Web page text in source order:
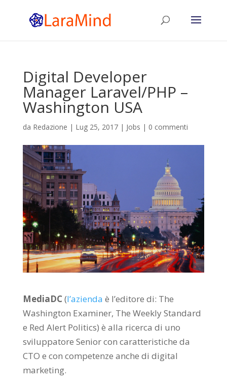
Digital Developer
Manager Laravel/PHP –
Washington USA
da Redazione | Lug 25, 2017| Jobs | 0 commenti
MediaDC(l’azienda è l’editore di: The
Washington Examiner, The Weekly Standard
e Red Alert Politics) è alla ricerca di uno
sviluppatore Senior con caratteristiche da
CTO e con competenze anche di digital
marketing.